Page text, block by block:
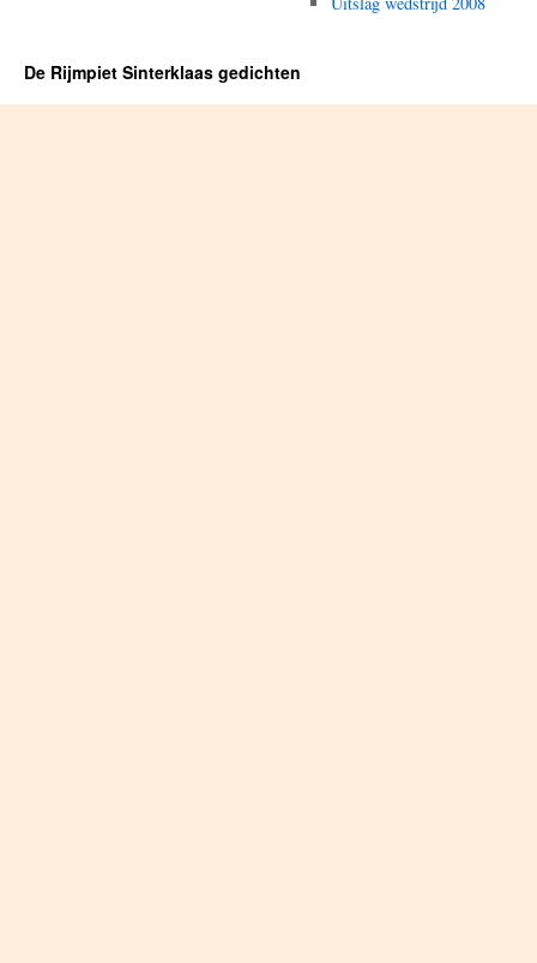
De Rijmpiet Sinterklaas gedichten